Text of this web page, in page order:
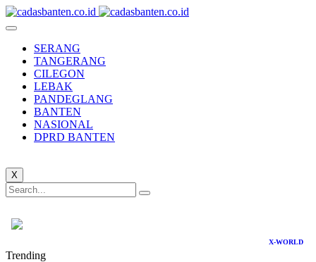
SERANG
TANGERANG
CILEGON
LEBAK
PANDEGLANG
BANTEN
NASIONAL
DPRD BANTEN
X
X-WORLD
Trending